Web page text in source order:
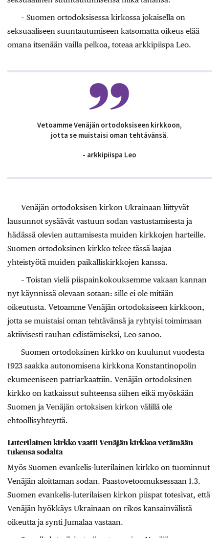
– Suomen ortodoksisessa kirkossa jokaisella on
seksuaaliseen suuntautumiseen katsomatta oikeus elää
omana itsenään vailla pelkoa, toteaa arkkipiispa Leo.
Vetoamme Venäjän ortodoksiseen kirkkoon,
jotta se muistaisi oman tehtävänsä.
- arkkipiispa Leo
Venäjän ortodoksisen kirkon Ukrainaan liittyvät
lausunnot sysäävät vastuun sodan vastustamisesta ja
hädässä olevien auttamisesta muiden kirkkojen harteille.
Suomen ortodoksinen kirkko tekee tässä laajaa
yhteistyötä muiden paikalliskirkkojen kanssa.
– Toistan vielä piispainkokouksemme vakaan kannan
nyt käynnissä olevaan sotaan: sille ei ole mitään
oikeutusta. Vetoamme Venäjän ortodoksiseen kirkkoon,
jotta se muistaisi oman tehtävänsä ja ryhtyisi toimimaan
aktiivisesti rauhan edistämiseksi, Leo sanoo.
Suomen ortodoksinen kirkko on kuulunut vuodesta
1923 saakka autonomisena kirkkona Konstantinopolin
ekumeeniseen patriarkaattiin. Venäjän ortodoksinen
kirkko on katkaissut suhteensa siihen eikä myöskään
Suomen ja Venäjän ortoksisen kirkon välillä ole
ehtoollisyhteyttä.
Luterilainen kirkko vaatii Venäjän kirkkoa vetämään
tukensa sodalta
Myös Suomen evankelis-luterilainen kirkko on tuominnut
Venäjän aloittaman sodan. Paastovetoomuksessaan 1.3.
Suomen evankelis-luterilaisen kirkon piispat totesivat, että
Venäjän hyökkäys Ukrainaan on rikos kansainvälistä
oikeutta ja synti Jumalaa vastaan.